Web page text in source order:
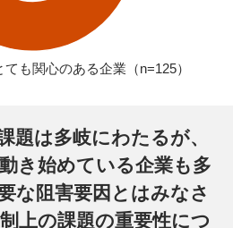
も関心のある企業（n=125）
題は多岐にわたるが、
き始めている企業も多
な阻害要因とはみなさ
上の課題の重要性につ